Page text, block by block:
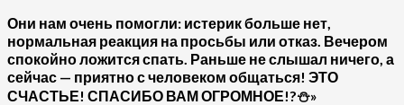
Они нам очень помогли: истерик больше нет,
нормальная реакция на просьбы или отказ. Вечером
спокойно ложится спать. Раньше не слышал ничего, а
сейчас — приятно с человеком общаться! ЭТО
СЧАСТЬЕ! СПАСИБО ВАМ ОГРОМНОЕ!?⛄»